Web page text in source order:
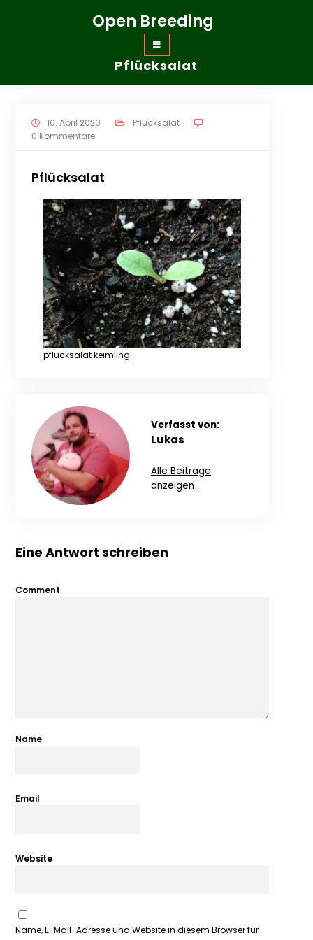
Open Breeding
Pflücksalat
10. April 2020
Pflücksalat
0 Kommentare
Pflücksalat
pflücksalat keimling
Verfasst von:
Lukas
Alle Beiträge
anzeigen
Eine Antwort schreiben
Comment
Name
Email
Website
Name, E-Mail-Adresse und Website in diesem Browser für